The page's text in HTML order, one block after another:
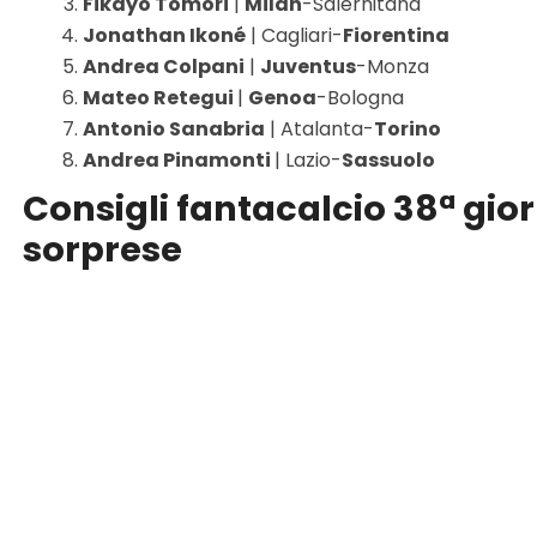
Jonathan Ikoné| Cagliari-Fiorentina
Andrea Colpani | Juventus-Monza
Mateo Retegui | Genoa-Bologna
Antonio Sanabria | Atalanta-Torino
Andrea Pinamonti | Lazio-Sassuolo
Consigli fantacalcio 38ª
sorprese